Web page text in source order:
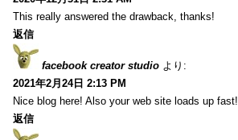
This really answered the drawback, thanks!
返信
facebook creator studio より:
2021年2月24日 2:13 PM
Nice blog here! Also your web site loads up fast!
返信